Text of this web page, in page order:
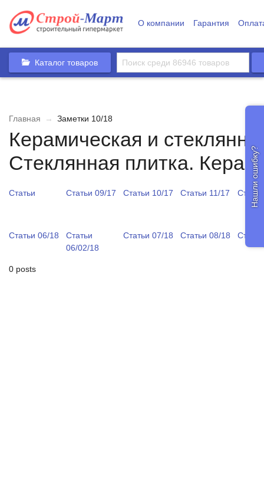
О компании Гарантия
Каталог товаров
Главная → Заметки 10/18
Керамическая и
Стеклянная плитка.
Статьи Статьи 09/17 Статьи 10/17 Статьи 11/17
Статьи 06/18
Статьи
06/02/18
Статьи 07/18 Статьи 08/18
0 posts
Нашли ошибку?